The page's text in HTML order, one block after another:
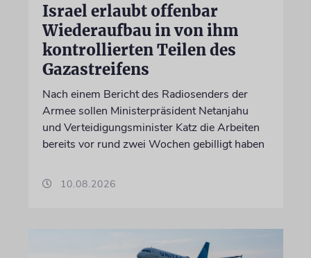
Israel erlaubt offenbar
Wiederaufbau in von ihm
kontrollierten Teilen des
Gazastreifens
Nach einem Bericht des Radiosenders der
Armee sollen Ministerpräsident Netanjahu
und Verteidigungsminister Katz die Arbeiten
bereits vor rund zwei Wochen gebilligt haben
10.08.2026